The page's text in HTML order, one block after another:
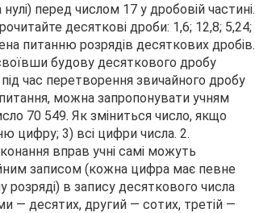
перед числом 17 у дробовій частині.
десяткові дроби: 1,6; 12,8; 5,24;
питанню розрядів десяткових дробів.
будову де­сяткового дробу
час перетворення звичайного дробу
можна запропонувати учням
70 549. Як зміниться число, якщо
цифру; 3) всі цифри числа. 2.
вправ учні самі можуть
записом (кожна цифра має певне
розряді) в запису десяткового чис­ла
— десятих, дру­гий — сотих, третій —